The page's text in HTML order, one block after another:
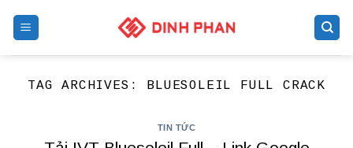
TAG ARCHIVES: BLUESOLEIL FULL CRACK
TIN TỨC